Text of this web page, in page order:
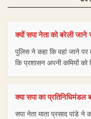
क्यों सपा नेता को बरेली जाने
पुलिस ने कहा कि वहां जाने
कि प्रशासन अपनी कमियों को
क्या सपा का प्रतिनिधिमंडल
सपा नेता माता प्रसाद पांडे